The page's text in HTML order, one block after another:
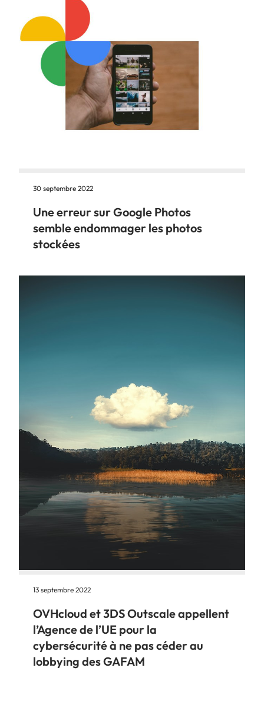
30 septembre 2022
Une erreur sur Google Photos
semble endommager les photos
stockées
13 septembre 2022
OVHcloud et 3DS Outscale appellent
l’Agence de l’UE pour la
cybersécurité à ne pas céder au
lobbying des GAFAM